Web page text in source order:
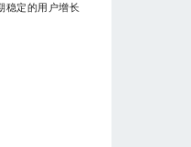
稳定的用户增长